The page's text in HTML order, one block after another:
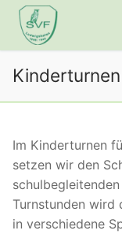
Zum
Inhalt
springen
Im Kinderturnen
setzen wir den
Turnstunden wird
in verschiedene